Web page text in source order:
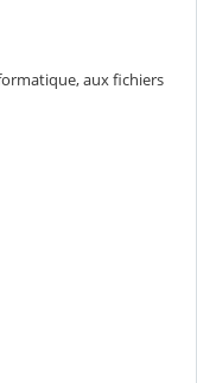
aux fichiers